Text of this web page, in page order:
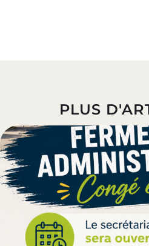
PLUS